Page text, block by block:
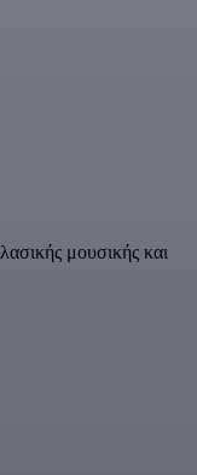
μουσικής και